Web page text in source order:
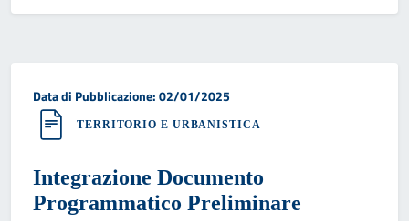
Data di pubblicazione:
Data di Pubblicazione: 02/01/2025
TERRITORIO E URBANISTICA
Integrazione Documento
Programmatico Preliminare